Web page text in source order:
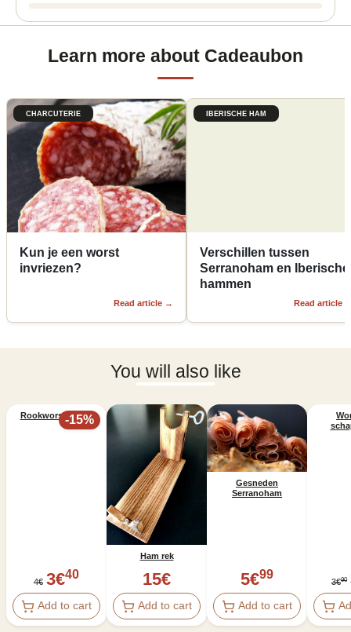
Learn more about Cadeaubon
CHARCUTERIE
Kun je een worst
invriezen?
Read article →
IBERISCHE HAM
Verschillen tussen
Serranoham en Iberische
hammen
Read article
You will also like
-15%
Rookworst (Fuet)
4€ 3€40
Add to cart
Ham rek
15€
Add to cart
Gesneden
Serranoham
5€99
Add to cart
3€90